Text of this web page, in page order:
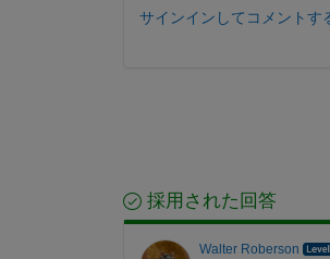
サインインしてコメントす
採用された回答
Walter Roberson